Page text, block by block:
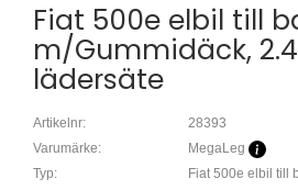
Fiat 500e elbil till
m/Gummidäck,
lädersäte
Artikelnr:
28393
Varumärke:
MegaLeg
Typ:
Fiat 500e elbil till